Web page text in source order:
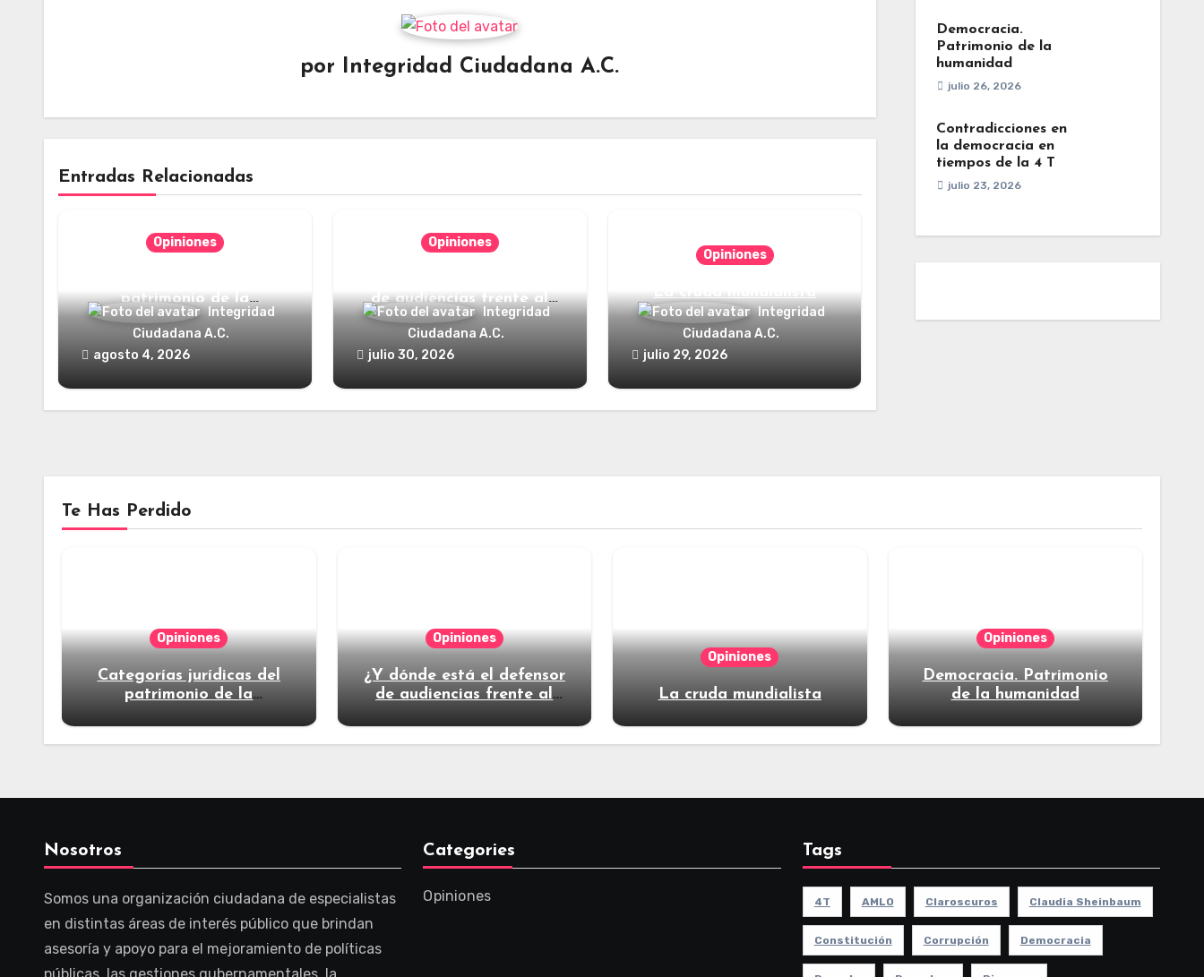
por Integridad Ciudadana A.C.
Entradas Relacionadas
Opiniones
patrimonio de la
humanidadIntegridad
Ciudadana A.C.
agosto 4, 2026
Opiniones
de audiencias frente al
poder?Integridad
Ciudadana A.C.
julio 30, 2026
Opiniones
La cruda mundialista
Integridad
Ciudadana A.C.
julio 29, 2026
Democracia.
Patrimonio de la
humanidad
julio 26, 2026
Contradicciones en
la democracia en
tiempos de la 4 T
julio 23, 2026
Te Has Perdido
Opiniones
Categorías jurídicas del
patrimonio de la
Opiniones
¿Y dónde está el defensor
de audiencias frente al
Opiniones
La cruda mundialista
Opiniones
Democracia. Patrimonio
de la humanidad
Nosotros
Somos una organización ciudadana de especialistas
en distintas áreas de interés público que brindan
asesoría y apoyo para el mejoramiento de políticas
Categories
Opiniones
Tags
4T AMLO Claroscuros Claudia Sheinbaum
Constitución Corrupción Democracia